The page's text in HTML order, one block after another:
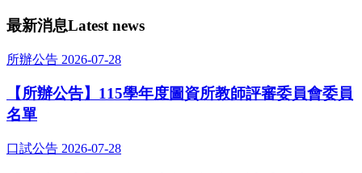
最新消息Latest news
所辦公告 2026-07-28
【所辦公告】115學年度圖資所教師評審委員會委員
名單
口試公告 2026-07-28